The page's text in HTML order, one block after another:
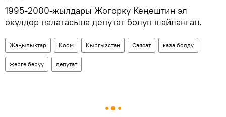
1995-2000-жылдары Жогорку Кеңештин эл
өкүлдөр палатасына депутат болуп шайланган.
Жаңылыктар Коом Кыргызстан Саясат каза болду
жерге берүү депутат